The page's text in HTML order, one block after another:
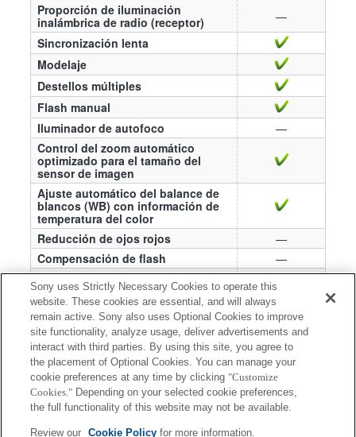
Proporción de iluminación
inalámbrica de radio (receptor)
—
Sincronización lenta
Modelaje
Destellos múltiples
Flash manual
Iluminador de autofoco
—
Control del zoom automático
optimizado para el tamaño del
sensor de imagen
Ajuste automático del balance de
blancos (WB) con información de
temperatura del color
Reducción de ojos rojos
—
Compensación de flash
—
Bloqueo de exposición de flash
—
Ajustes de flash externo
Registrar los ajustes de toma con
flash
—
Fotografía de sincronización de
obturador global
—
Fotografía de sincronización de
obturador global de radio
inalámbrica
—
Sony uses Strictly Necessary Cookies to operate this
website. These cookies are essential, and will always
remain active. Sony also uses Optional Cookies to improve
site functionality, analyze usage, deliver advertisements and
interact with third parties. By using this site, you agree to
the placement of Optional Cookies. You can manage your
cookie preferences at any time by clicking "Customize
Cookies." Depending on your selected cookie preferences,
the full functionality of this website may not be available.
Review our Cookie Policyfor more information.